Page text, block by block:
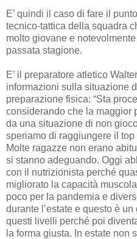
E’ quindi il caso di fare il
tecnico-tattica della squadra
molto giovane e
passata stagione.
E’ il preparatore atletico
informazioni sulla situazione
preparazione fisica: “Sta
considerando che la maggior
da una situazione di non
speriamo di raggiungere il
Molte ragazze non erano
si stanno adeguando. Oggi
con il nutrizionista perché
migliorato la capacità
poco per la pandemia e
durante l’estate e questo è
questi livelli perché poi
la forma giusta. In estate non